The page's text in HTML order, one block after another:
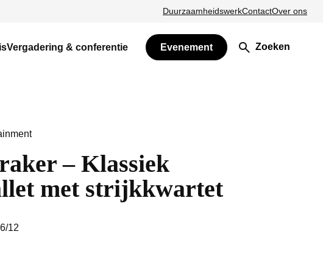
DuurzaamheidswerkContactOver ons
Vergadering & conferentie Evenement Zoeken
– Klassiek
met strijkkwartet
12